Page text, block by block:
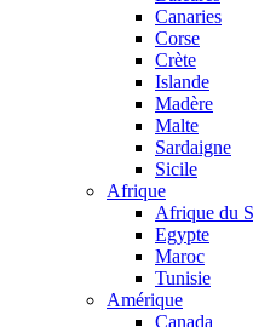
Canaries
Corse
Crète
Islande
Madère
Malte
Sardaigne
Sicile
Afrique
Afrique du
Egypte
Maroc
Tunisie
Amérique
Canada